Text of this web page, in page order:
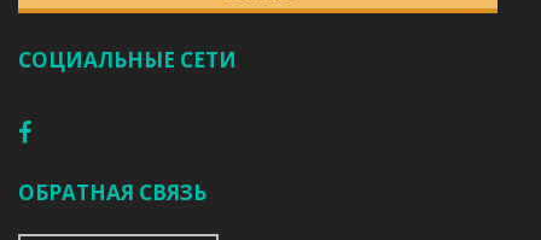
СОЦИАЛЬНЫЕ СЕТИ
ОБРАТНАЯ СВЯЗЬ